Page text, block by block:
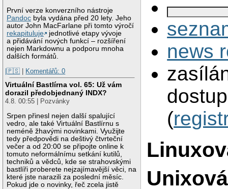
První verze konverzního nástroje
Pandoc byla vydána před 20 lety. Jeho
autor John MacFarlane při tomto výročí
rekapituluje
jednotlivé etapy vývoje
a přidávání nových funkcí – rozšíření
nejen Markdownu a podporu mnoha
dalších formátů.
|🇵🇸
Komentářů: 0
Virtuální Bastlírna vol. 65: Už vám
dorazil předobjednaný INDX?
4.8. 00:55 | Pozvánky
Srpen přinesl nejen další spalující
vedro, ale také Virtuální Bastlírnu s
neméně žhavými novinkami. Využijte
tedy předpovědi na deštivý čtvrteční
večer a od 20:00 se připojte online k
tomuto neformálnímu setkání kutilů,
techniků a vědců, kde se strahovskými
bastlíři proberete nejzajímavější věci, na
které jste narazili za poslední měsíc.
Pokud jde o novinky, řeč zcela jistě
news
(